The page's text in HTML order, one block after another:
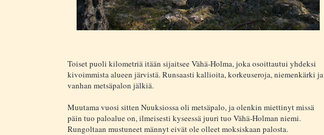
Toiset puoli kilometriä itään sijaitsee Vähä-Holma, joka osoittautui yhdeksi
kivoimmista alueen järvistä. Runsaasti kallioita, korkeuseroja, niemenkärki ja
vanhan metsäpalon jälkiä.
Muutama vuosi sitten Nuuksiossa oli metsäpalo, ja olenkin miettinyt missä
päin tuo paloalue on, ilmeisesti kyseessä juuri tuo Vähä-Holman niemi.
Rungoltaan mustuneet männyt eivät ole olleet moksiskaan palosta.